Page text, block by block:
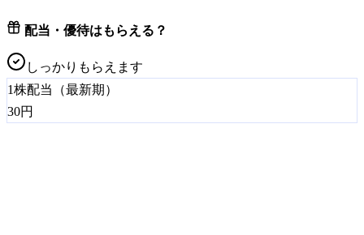
配当・優待はもらえる？
しっかりもらえます
1株配当（最新期）
30円